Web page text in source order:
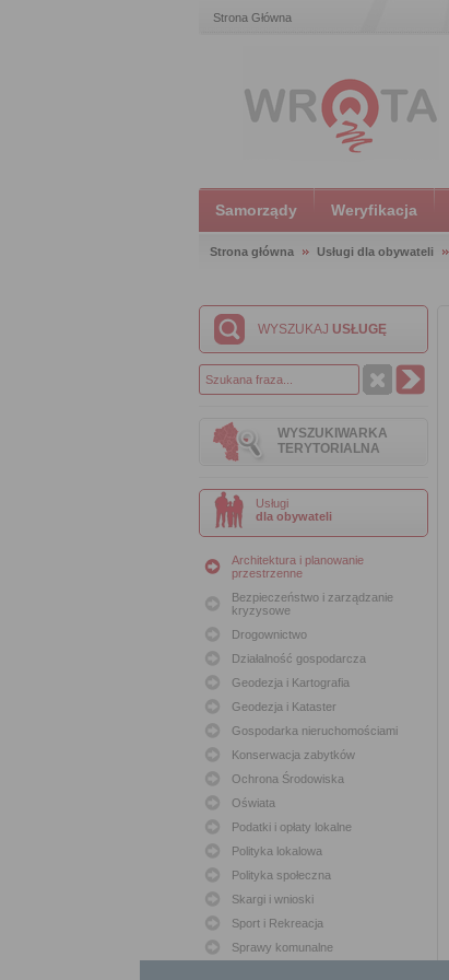
Strona Główna
Samorządy Weryfikacja
Strona główna Usługi dla obywateli
WYSZUKAJ USŁUGĘ
WYSZUKIWARKA
TERYTORIALNA
Usługi
dla obywateli
Architektura i planowanie
przestrzenne
Bezpieczeństwo i zarządzanie
kryzysowe
Drogownictwo
Działalność gospodarcza
Geodezja i Kartografia
Geodezja i Kataster
Gospodarka nieruchomościami
Konserwacja zabytków
Ochrona Środowiska
Oświata
Podatki i opłaty lokalne
Polityka lokalowa
Polityka społeczna
Skargi i wnioski
Sport i Rekreacja
Sprawy komunalne